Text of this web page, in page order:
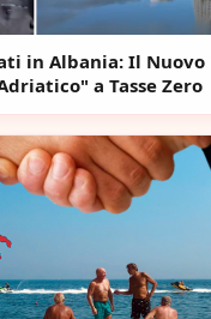
in Albania: Il Nuovo
a Tasse Zero